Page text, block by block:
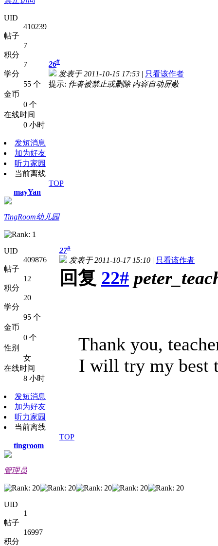
UID
410239
帖子
7
积分
7
学分
55 个
金币
0 个
在线时间
0 小时
发短消息
加为好友
听力家园
当前离线
26#
发表于 2011-10-15 17:53 | 只看该作者
提示: 作者被禁止或删除 内容自动屏蔽
TOP
mayYan
TingRoom幼儿园
UID
409876
帖子
12
积分
20
学分
95 个
金币
0 个
性别
女
在线时间
8 小时
发短消息
加为好友
听力家园
当前离线
27#
发表于 2011-10-17 15:10 | 只看该作者
回复 22#
Thank you,
I will try my best
TOP
tingroom
管理员
UID
1
帖子
16997
积分